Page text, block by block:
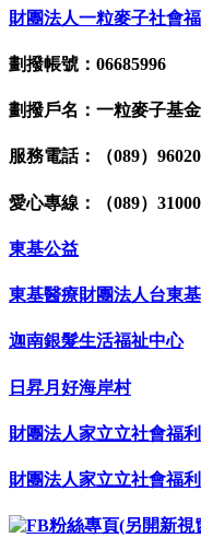
財團法人一粒麥子社會
劃撥帳號：06685996
劃撥戶名：一粒麥子基
服務電話：（089）
愛心專線：（089）
東基公益
東基醫療財團法人台東
迦南銀髮生活福祉中心
日昇月好海岸村
財團法人家立立社會福
財團法人家立立社會福